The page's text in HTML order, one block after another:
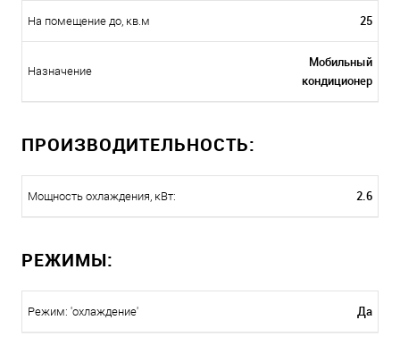
На помещение до, кв.м 25
Назначение
Мобильный
кондиционер
ПРОИЗВОДИТЕЛЬНОСТЬ:
Мощность охлаждения, кВт: 2.6
РЕЖИМЫ:
Режим: 'охлаждение' Да